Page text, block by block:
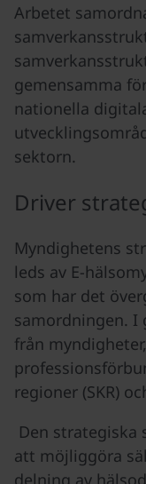
Arbetet
gemensamma
nationella
sektorn.
Driver
Myndighetens
leds av E-
som har det
samordningen. I
från
regioner (SKR)
Den strategiska
att möjliggöra
delning av